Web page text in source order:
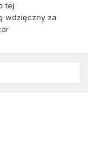
tej
wdzięczny za